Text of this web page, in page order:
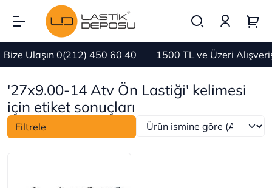
Ulaşın 0(212) 450 60 40 1500 TL ve Üzeri
'27x9.00-14 Atv Ön Lastiği' kelimesi
için etiket sonuçları
Filtrele